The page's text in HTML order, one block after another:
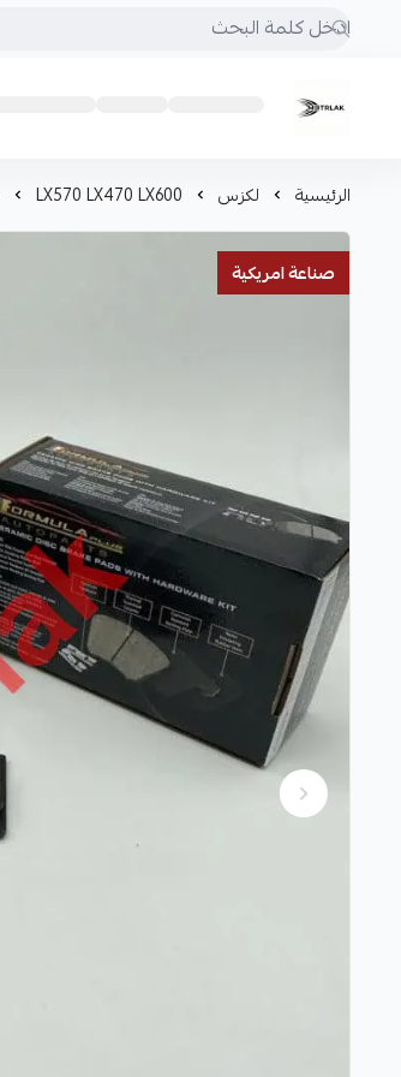
Motrlak
الرئيسية لكزس LX570 LX470 LX600
صناعة امريكية